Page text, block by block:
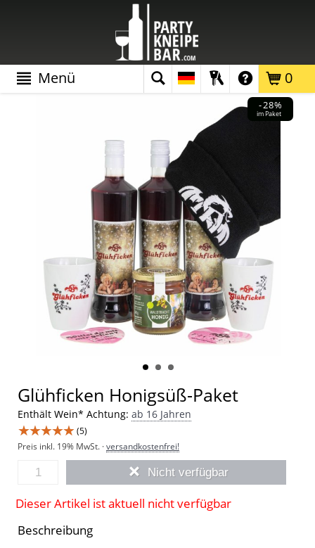
0
Menü
-28%
im Paket
Glühficken Honigsüß-Paket
Enthält Wein* Achtung: ab 16 Jahren
★★★★★ (5)
Preis inkl. 19% MwSt. ·versandkostenfrei!
Nicht verfügbar
Dieser Artikel ist aktuell nicht verfügbar
Beschreibung